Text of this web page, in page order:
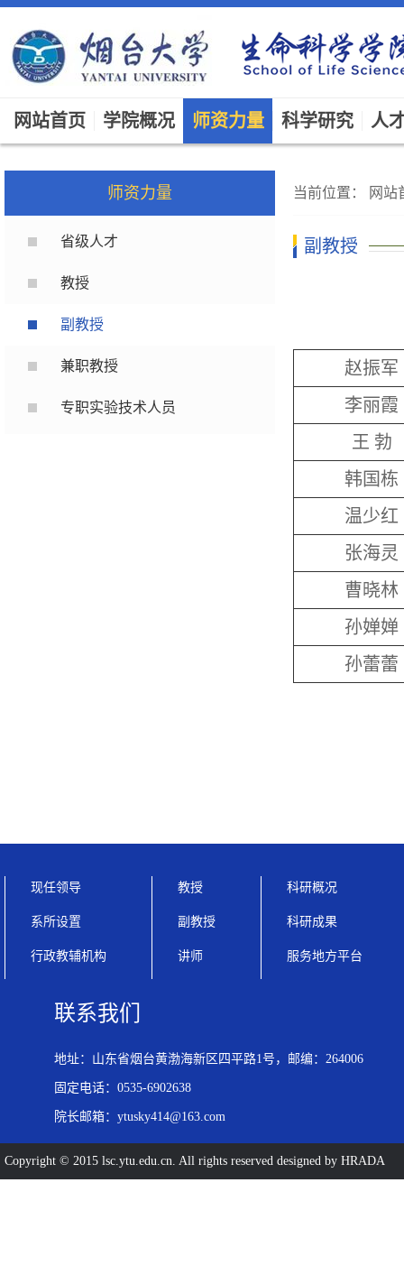
网站首页 学院概况 师资力量 科学研究 人
师资力量
省级人才
教授
副教授
兼职教授
专职实验技术人员
当前位置： 网站
副教授
赵振军
李丽霞
王 勃
韩国栋
温少红
张海灵
曹晓林
孙婵婵
孙蕾蕾
现任领导
系所设置
行政教辅机构
教授
副教授
讲师
科研概况
科研成果
服务地方平台
联系我们
地址：山东省烟台黄渤海新区四平路1号，邮编：264006
固定电话：0535-6902638
院长邮箱：ytusky414@163.com
Copyright © 2015 lsc.ytu.edu.cn. All rights reserved designed by HRADA